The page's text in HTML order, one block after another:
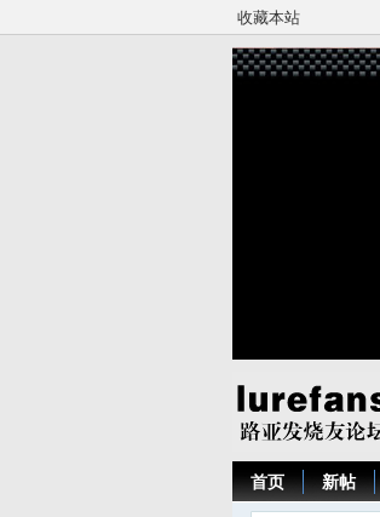
收藏本站
首页 新帖